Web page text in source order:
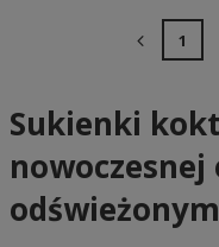
1
Sukienki